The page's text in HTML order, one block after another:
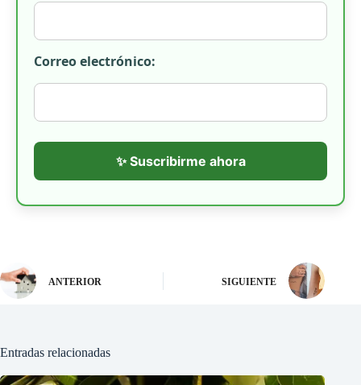
Correo electrónico:
✨ Suscribirme ahora
ANTERIOR SIGUIENTE
Entradas relacionadas